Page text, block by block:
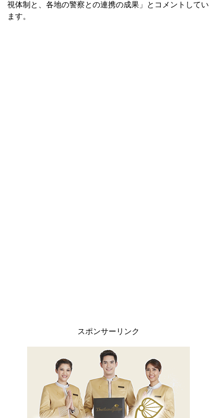
視体制と、各地の警察との連携の成果」とコメントしてい
ます。
スポンサーリンク